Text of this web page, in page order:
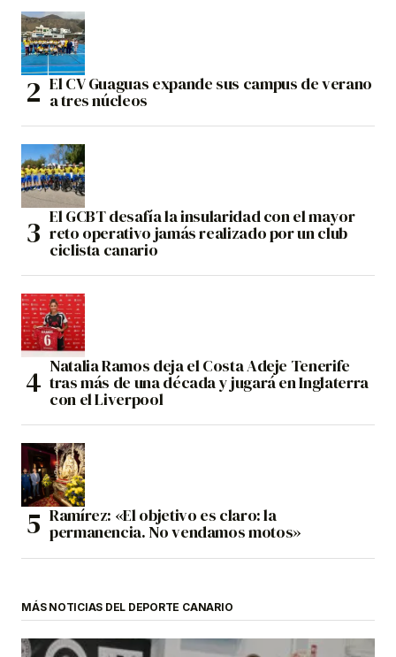
El CV Guaguas expande sus campus de verano
a tres núcleos
El GCBT desafía la insularidad con el mayor
reto operativo jamás realizado por un club
ciclista canario
Natalia Ramos deja el Costa Adeje Tenerife
tras más de una década y jugará en Inglaterra
con el Liverpool
Ramírez: «El objetivo es claro: la
permanencia. No vendamos motos»
MÁS NOTICIAS DEL DEPORTE CANARIO